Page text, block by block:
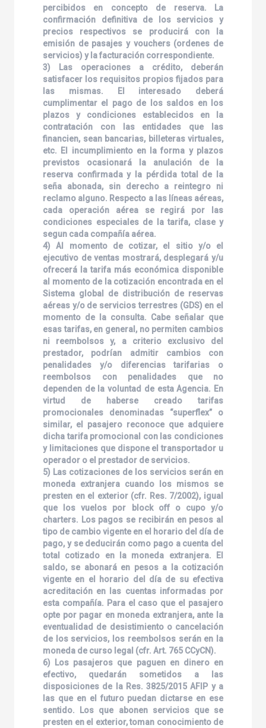
percibidos en concepto de reserva. La
confirmación definitiva de los servicios y
precios respectivos se producirá con la
emisión de pasajes y vouchers (ordenes de
servicios) y la facturación correspondiente.
3) Las operaciones a crédito, deberán
satisfacer los requisitos propios fijados para
las mismas. El interesado deberá
cumplimentar el pago de los saldos en los
plazos y condiciones establecidos en la
contratación con las entidades que las
financien, sean bancarias, billeteras virtuales,
etc. El incumplimiento en la forma y plazos
previstos ocasionará la anulación de la
reserva confirmada y la pérdida total de la
seña abonada, sin derecho a reintegro ni
reclamo alguno. Respecto a las líneas aéreas,
cada operación aérea se regirá por las
condiciones especiales de la tarifa, clase y
segun cada compañía aérea.
4) Al momento de cotizar, el sitio y/o el
ejecutivo de ventas mostrará, desplegará y/u
ofrecerá la tarifa más económica disponible
al momento de la cotización encontrada en el
Sistema global de distribución de reservas
aéreas y/o de servicios terrestres (GDS) en el
momento de la consulta. Cabe señalar que
esas tarifas, en general, no permiten cambios
ni reembolsos y, a criterio exclusivo del
prestador, podrían admitir cambios con
penalidades y/o diferencias tarifarias o
reembolsos con penalidades que no
dependen de la voluntad de esta Agencia. En
virtud de haberse creado tarifas
promocionales denominadas “superflex” o
similar, el pasajero reconoce que adquiere
dicha tarifa promocional con las condiciones
y limitaciones que dispone el transportador u
operador o el prestador de servicios.
5) Las cotizaciones de los servicios serán en
moneda extranjera cuando los mismos se
presten en el exterior (cfr. Res. 7/2002), igual
que los vuelos por block off o cupo y/o
charters. Los pagos se recibirán en pesos al
tipo de cambio vigente en el horario del día de
pago, y se deducirán como pago a cuenta del
total cotizado en la moneda extranjera. El
saldo, se abonará en pesos a la cotización
vigente en el horario del día de su efectiva
acreditación en las cuentas informadas por
esta compañía. Para el caso que el pasajero
opte por pagar en moneda extranjera, ante la
eventualidad de desistimiento o cancelación
de los servicios, los reembolsos serán en la
moneda de curso legal (cfr. Art. 765 CCyCN).
6) Los pasajeros que paguen en dinero en
efectivo, quedarán sometidos a las
disposiciones de la Res. 3825/2015 AFIP y a
las que en el futuro puedan dictarse en ese
sentido. Los que abonen servicios que se
presten en el exterior, toman conocimiento de